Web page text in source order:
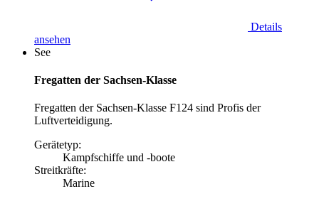
Details
ansehen
See
Fregatten der Sachsen-Klasse
Fregatten der Sachsen-Klasse F124 sind Profis der
Luftverteidigung.
Gerätetyp:
Kampfschiffe und -boote
Streitkräfte:
Marine